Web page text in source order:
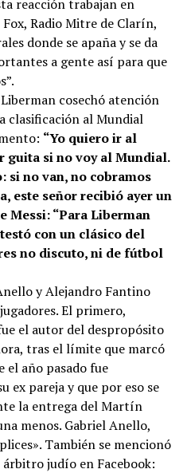
reacción trabajan en
Radio Mitre de Clarín,
donde se apaña y se da
a gente así para que
cosechó atención
clasificación al Mundial
“Yo quiero ir al
guita si no voy al Mundial.
si no van, no cobramos
este señor recibió ayer un
Messi: “Para Liberman
con un clásico del
no discuto, ni de fútbol
y Alejandro Fantino
El primero,
el autor del despropósito
tras el límite que marcó
el año pasado fue
ex pareja y que por eso se
la entrega del Martín
menos. Gabriel Anello,
También se mencionó
judío en Facebook: